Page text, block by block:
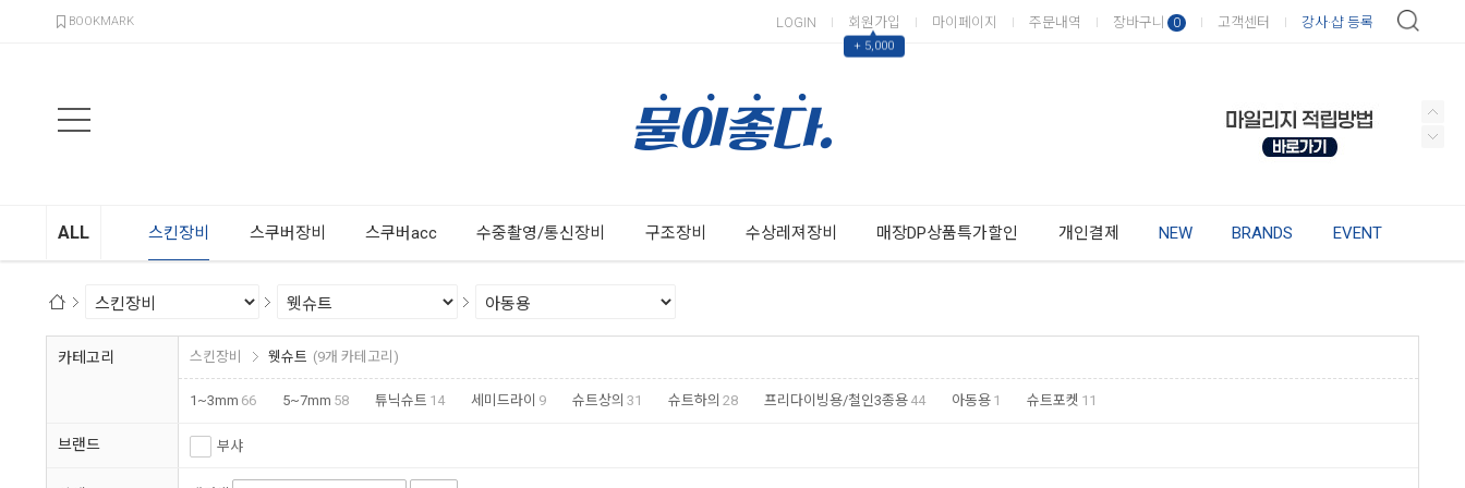
BOOKMARK LOGIN 회원가입
▲
+ 5,000
마이페이지 주문내역 장바구니 0 고객센터 강사·샵 등록
ALL 스킨장비 스쿠버장비 스쿠버acc 수중촬영/통신장비 구조장비 수상레져장비 매장DP상품특가할인 개인결제 NEW BRANDS EVENT
카테고리 스킨장비 웻슈트 (9개 카테고리)
1~3mm 66 5~7mm 58 튜닉슈트 14 세미드라이 9 슈트상의 31 슈트하의 28 프리다이빙용/철인3종용 44 아동용 1 슈트포켓 11
브랜드 부샤